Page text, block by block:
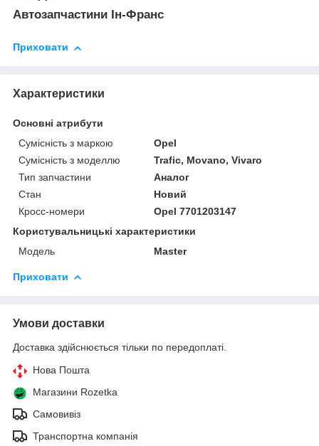
Автозапчастини Ін-Франс
Приховати
Характеристики
Основні атрибути
Сумісність з маркою
Opel
Сумісність з моделлю
Trafic, Movano, Vivaro
Тип запчастини
Аналог
Стан
Новий
Кросс-номери
Opel 7701203147
Користувальницькі характеристики
Модель
Master
Приховати
Умови доставки
Доставка здійснюється тільки по передоплаті.
Нова Пошта
Магазини Rozetka
Самовивіз
Транспортна компанія